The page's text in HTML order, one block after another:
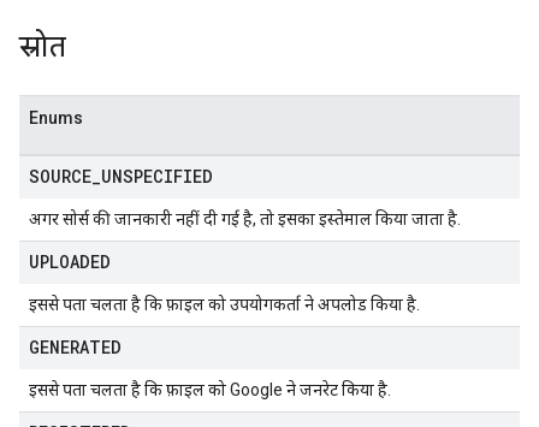
स्रोत
Enums
SOURCE UNSPECIFIED
अगर सोर्स की जानकारी नहीं दी गई है, तो इसका इस्तेमाल किया जाता है.
UPLOADED
इससे पता चलता है कि फ़ाइल को उपयोगकर्ता ने अपलोड किया है.
GENERATED
इससे पता चलता है कि फ़ाइल को Google ने जनरेट किया है.